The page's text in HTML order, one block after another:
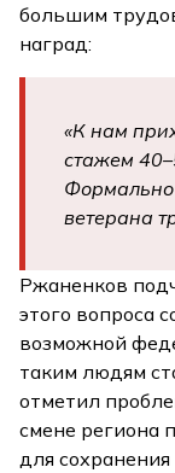
большим
наград:
«К нам
стажем
Формально
ветерана
Ржаненков
этого вопроса
возможной
таким людям
отметил
смене региона
для